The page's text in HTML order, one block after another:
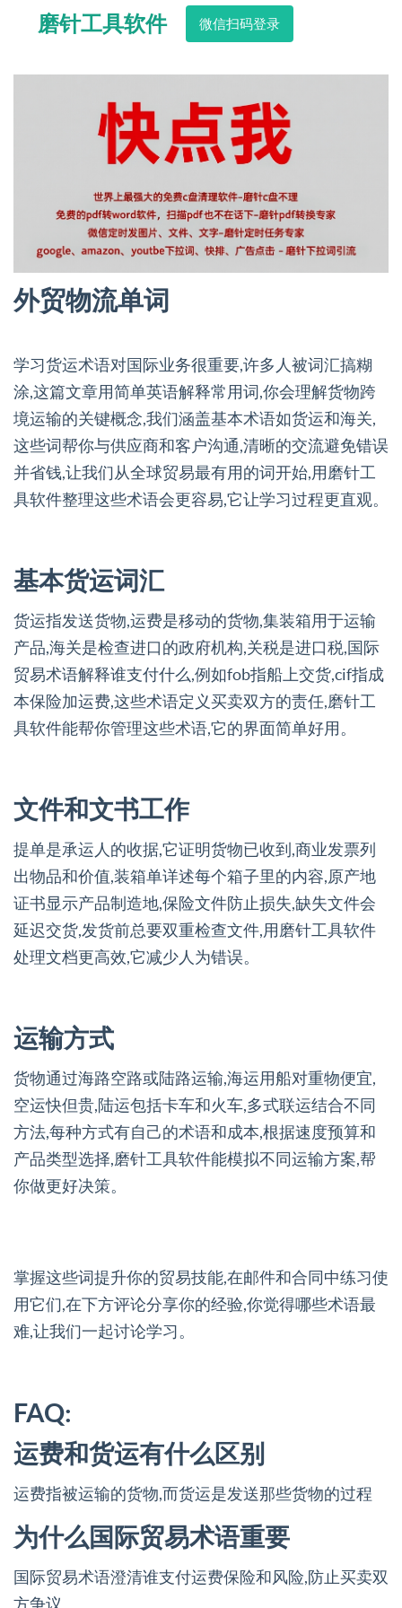
磨针工具软件 微信扫码登录
外贸物流单词
学习货运术语对国际业务很重要,许多人被词汇搞糊
涂,这篇文章用简单英语解释常用词,你会理解货物跨
境运输的关键概念,我们涵盖基本术语如货运和海关,
这些词帮你与供应商和客户沟通,清晰的交流避免错误
并省钱,让我们从全球贸易最有用的词开始,用磨针工
具软件整理这些术语会更容易,它让学习过程更直观。
基本货运词汇
货运指发送货物,运费是移动的货物,集装箱用于运输
产品,海关是检查进口的政府机构,关税是进口税,国际
贸易术语解释谁支付什么,例如fob指船上交货,cif指成
本保险加运费,这些术语定义买卖双方的责任,磨针工
具软件能帮你管理这些术语,它的界面简单好用。
文件和文书工作
提单是承运人的收据,它证明货物已收到,商业发票列
出物品和价值,装箱单详述每个箱子里的内容,原产地
证书显示产品制造地,保险文件防止损失,缺失文件会
延迟交货,发货前总要双重检查文件,用磨针工具软件
处理文档更高效,它减少人为错误。
运输方式
货物通过海路空路或陆路运输,海运用船对重物便宜,
空运快但贵,陆运包括卡车和火车,多式联运结合不同
方法,每种方式有自己的术语和成本,根据速度预算和
产品类型选择,磨针工具软件能模拟不同运输方案,帮
你做更好决策。
掌握这些词提升你的贸易技能,在邮件和合同中练习使
用它们,在下方评论分享你的经验,你觉得哪些术语最
难,让我们一起讨论学习。
FAQ:
运费和货运有什么区别
运费指被运输的货物,而货运是发送那些货物的过程
为什么国际贸易术语重要
国际贸易术语澄清谁支付运费保险和风险,防止买卖双
方争议